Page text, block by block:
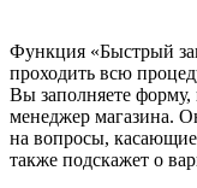
Функция «Быстрый
проходить всю
Вы заполняете форму,
менеджер магазина.
на вопросы,
также подскажет о